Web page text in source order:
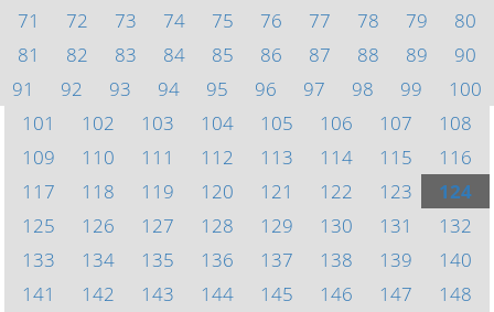
71
72 73 74 75 76 77 78 79
80
81
82 83 84 85 86 87 88 89
90
91
92 93 94 95 96 97 98 99
100
101
102 103 104 105 106 107
108
109
110 111 112 113 114 115
116
117
118 119 120 121 122 123
124
125
126 127 128 129 130 131
132
133
134 135 136 137 138 139
140
141
142 143 144 145 146 147
148